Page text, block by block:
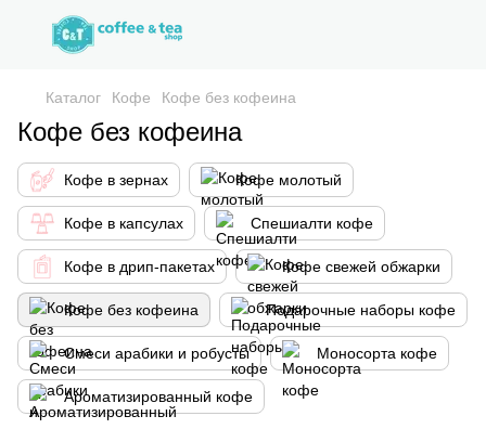
Каталог Кофе Кофе без кофеина
Кофе без кофеина
Кофе в зернах Кофе молотый
Кофе в капсулах Спешиалти кофе
Кофе в дрип-пакетах Кофе свежей обжарки
Кофе без кофеина Подарочные наборы кофе
Смеси арабики и робусты Моносорта кофе
Ароматизированный кофе